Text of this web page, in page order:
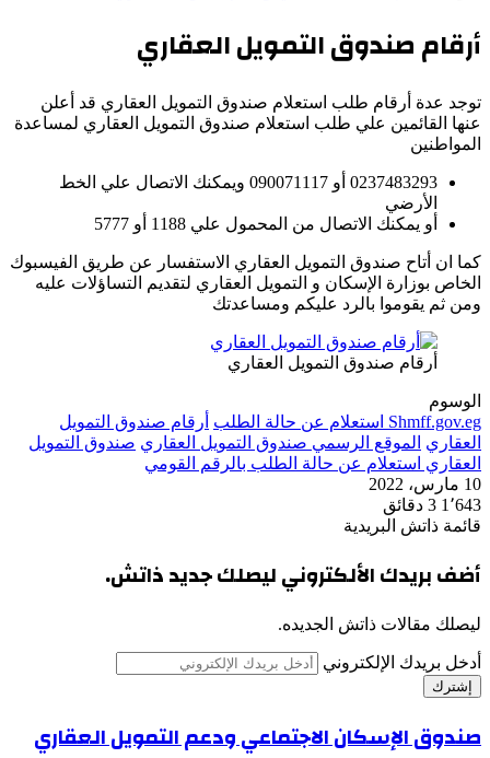
أرقام صندوق التمويل العقاري
توجد عدة أرقام طلب استعلام صندوق التمويل العقاري قد أعلن
عنها القائمين علي طلب استعلام صندوق التمويل العقاري لمساعدة
المواطنين
0237483293 أو 090071117 ويمكنك الاتصال علي الخط
الأرضي
أو يمكنك الاتصال من المحمول علي 1188 أو 5777
كما ان أتاح صندوق التمويل العقاري الاستفسار عن طريق الفيسبوك
الخاص بوزارة الإسكان و التمويل العقاري لتقديم التساؤلات عليه
ومن ثم يقوموا بالرد عليكم ومساعدتك
أرقام صندوق التمويل العقاري
الوسوم
Shmff.gov.eg استعلام عن حالة الطلب
أرقام صندوق التمويل
العقاري الموقع الرسمي صندوق التمويل العقاري صندوق التمويل
العقاري استعلام عن حالة الطلب بالرقم القومي
10 مارس، 2022
1٬643 3 دقائق
قائمة ذاتش البريدية
أضف بريدك الألكتروني ليصلك جديد ذاتش.
ليصلك مقالات ذاتش الجديده.
أدخل بريدك الإلكتروني
صندوق الإسكان الاجتماعي ودعم التمويل العقاري